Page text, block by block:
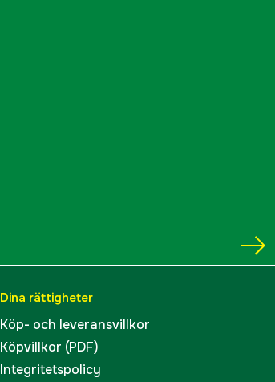
Dina rättigheter
Köp- och leveransvillkor
Köpvillkor (PDF)
Integritetspolicy